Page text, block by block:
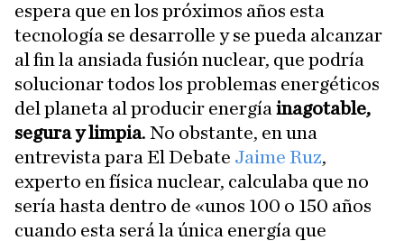
espera que en los próximos años esta
tecnología se desarrolle y se pueda alcanzar
al fin la ansiada fusión nuclear, que podría
solucionar todos los problemas energéticos
del planeta al producir energía inagotable,
segura y limpia. No obstante, en una
entrevista para El Debate Jaime Ruz,
experto en física nuclear, calculaba que no
sería hasta dentro de «unos 100 o 150 años
cuando esta será la única energía que